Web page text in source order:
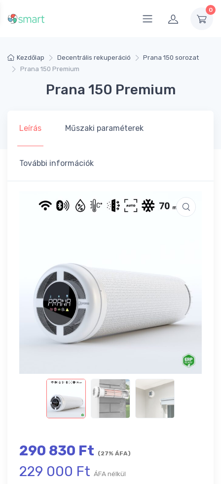
0
Kezdőlap Decentrális rekuperáció
Prana 150 sorozat
Prana 150 Premium
Prana 150 Premium
Leírás Műszaki paraméterek
További információk
290 830 Ft (27% ÁFA)
229 000 Ft ÁFA nélkül